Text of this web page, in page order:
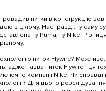
нитки в конструкцію
в цілому. Насправді, ту саму
і у Puma, і у Nike.
ниток Flywire?
адже назва ниток Flywire і ця
компанії Nike. Чи справді
Для цього